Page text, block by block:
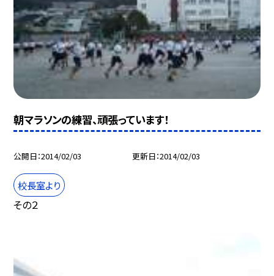
朝マラソンの練習、頑張っています！
公開日 2014/02/03 更新日 2014/02/03
校長室より
その２